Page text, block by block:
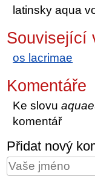
latinsky aqua
Související
os lacrimae
Komentáře
Ke slovu
komentář
Přidat nový